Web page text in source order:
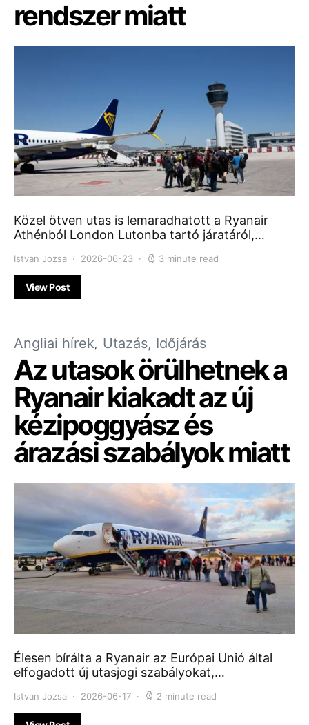
rendszer miatt
Közel ötven utas is lemaradhatott a Ryanair
Athénból London Lutonba tartó járatáról,…
Istvan Jozsa 2026-06-23 3 minute read
View Post
Angliai hírek Utazás, Időjárás
Az utasok örülhetnek a
Ryanair kiakadt az új
kézipoggyász és
árazási szabályok miatt
Élesen bírálta a Ryanair az Európai Unió által
elfogadott új utasjogi szabályokat,…
Istvan Jozsa 2026-06-17 2 minute read